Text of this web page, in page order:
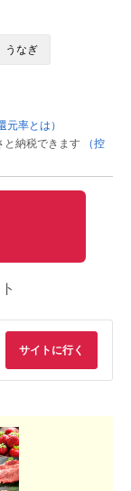
うなぎ
元率とは）
納税できます
（控
サイトに行く